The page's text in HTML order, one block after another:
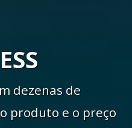
dezenas de
produto e o preço